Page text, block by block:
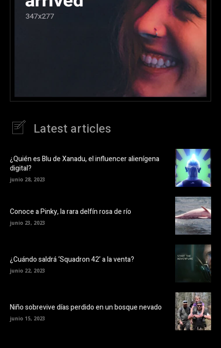
Latest articles
¿Quién es Blu de Xanadu, el influencer alienígena
digital?
junio 28, 2023
Conoce a Pinky, la rara delfín rosa de río
junio 23, 2023
¿Cuándo saldrá ‘Squadron 42’ a la venta?
junio 22, 2023
Niño sobrevive días perdido en un bosque nevado
junio 15, 2023